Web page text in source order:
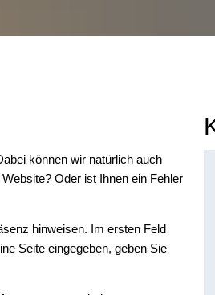
können wir natürlich auch
Oder ist Ihnen ein Fehler
hinweisen. Im ersten Feld
Seite eingegeben, geben Sie